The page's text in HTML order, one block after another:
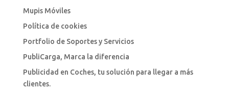
Mupis Móviles
Política de cookies
Portfolio de Soportes y Servicios
PubliCarga, Marca la diferencia
Publicidad en Coches, tu solución para llegar a más
clientes.